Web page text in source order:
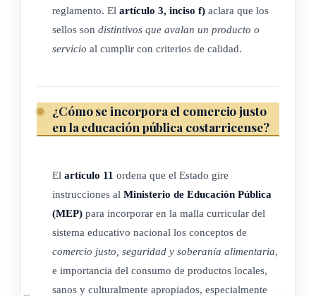
competentes, el cumplimiento de criterios establecidos.
y muy necesarios para la empresa que lo ostenta.
g) Producción a pequeña escala: se define como agricultor y
productivas agrícolas, pecuarias, forestal, pesquera y acuícola
en el medio rural, responde a la gestión y operación de una
familia y depende de su trabajo. Para efectos de esta ley, se
considera como unidad productiva a pequeña escala el área
total de tierra o cualquier otro medio donde se desarrollen sus
actividades productivas, agrícolas, pecuarias, forestal,
pesquera y acuícola en el medio rural, cumpliendo con los
reglamento. El artículo 3, inciso f) aclara que los
sellos son distintivos que avalan un producto o
servicio al cumplir con criterios de calidad.
¿Cómo se incorpora el comercio justo
en la educación pública costarricense?
El artículo 11 ordena que el Estado gire
instrucciones al Ministerio de Educación Pública
(MEP) para incorporar en la malla curricular del
sistema educativo nacional los conceptos de
comercio justo, seguridad y soberanía alimentaria,
e importancia del consumo de productos locales,
sanos y culturalmente apropiados, especialmente